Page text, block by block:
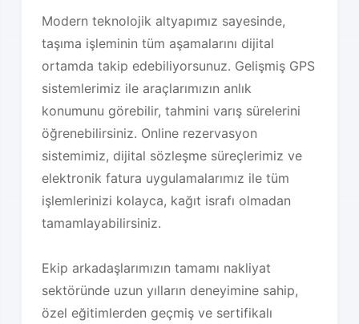
Modern teknolojik altyapımız sayesinde,
taşıma işleminin tüm aşamalarını dijital
ortamda takip edebiliyorsunuz. Gelişmiş GPS
sistemlerimiz ile araçlarımızın anlık
konumunu görebilir, tahmini varış sürelerini
öğrenebilirsiniz. Online rezervasyon
sistemimiz, dijital sözleşme süreçlerimiz ve
elektronik fatura uygulamalarımız ile tüm
işlemlerinizi kolayca, kağıt israfı olmadan
tamamlayabilirsiniz.
Ekip arkadaşlarımızın tamamı nakliyat
sektöründe uzun yılların deneyimine sahip,
özel eğitimlerden geçmiş ve sertifikalı